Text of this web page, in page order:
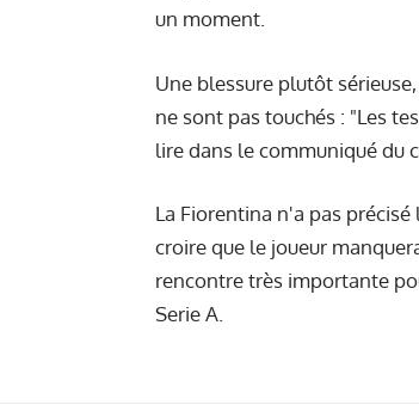
un moment.
Une blessure plutôt
ne sont pas touchés : "Les
lire dans le communiqué du
La Fiorentina n'a pas
croire que le joueur
rencontre très importante
Serie A.